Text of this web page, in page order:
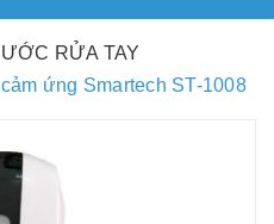
RỬA TAY
ứng Smartech ST-1008